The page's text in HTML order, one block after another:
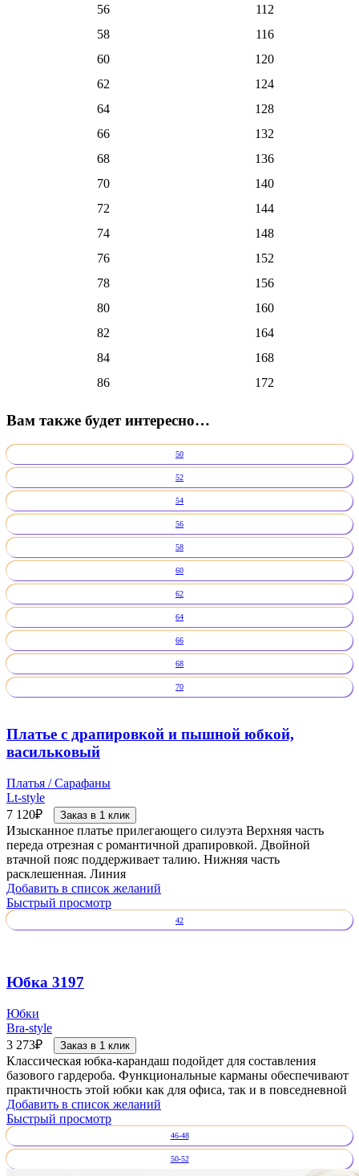
56
112
58
116
60
120
62
124
64
128
66
132
68
136
70
140
72
144
74
148
76
152
78
156
80
160
82
164
84
168
86
172
Вам также будет интересно…
50
52
54
56
58
60
62
64
66
68
70
Платье с драпировкой и пышной юбкой,
васильковый
Платья / Сарафаны
Lt-style
7 120₽ Заказ в 1 клик
Изысканное платье прилегающего силуэта Верхняя часть
переда отрезная с романтичной драпировкой. Двойной
втачной пояс поддерживает талию. Нижняя часть
расклешенная. Линия
Добавить в список желаний
Быстрый просмотр
42
Юбка 3197
Юбки
Bra-style
3 273₽ Заказ в 1 клик
Классическая юбка-карандаш подойдет для составления
базового гардероба. Функциональные карманы обеспечивают
практичность этой юбки как для офиса, так и в повседневной
Добавить в список желаний
Быстрый просмотр
46-48
50-52